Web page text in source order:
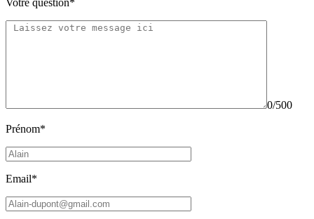
Votre question*
0/500
Prénom*
Email*